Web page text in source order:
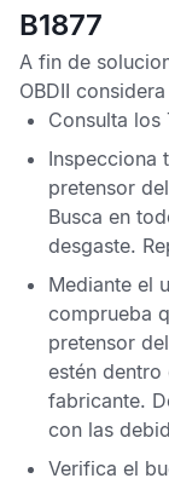
B1877
A fin de
OBDII
Consulta los
Inspecciona
pretensor
Busca en
desgaste.
Mediante el
comprueba
pretensor
estén
fabricante.
con las
Verifica el